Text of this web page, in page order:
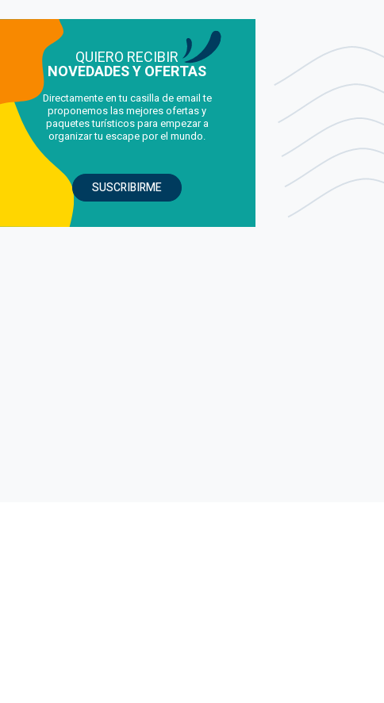
QUIERO RECIBIR
NOVEDADES Y OFERTAS
Directamente en tu casilla de email te
proponemos las mejores ofertas y
paquetes turísticos para empezar a
organizar tu escape por el mundo.
SUSCRIBIRME